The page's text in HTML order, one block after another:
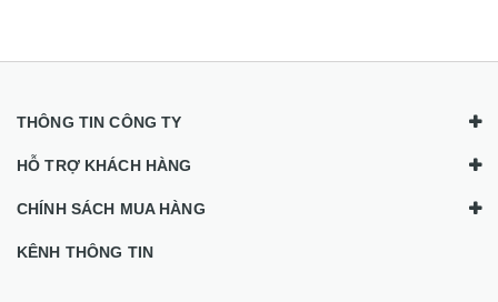
THÔNG TIN CÔNG TY
HỖ TRỢ KHÁCH HÀNG
CHÍNH SÁCH MUA HÀNG
KÊNH THÔNG TIN